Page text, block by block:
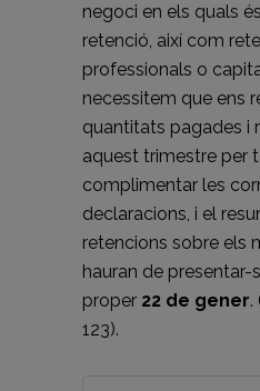
negoci en els quals
retenció, així com
professionals o
necessitem que ens
quantitats pagades i
aquest trimestre per
complimentar les
declaracions, i el
retencions sobre els
hauran de presentar-
proper 22 de gener.
123).